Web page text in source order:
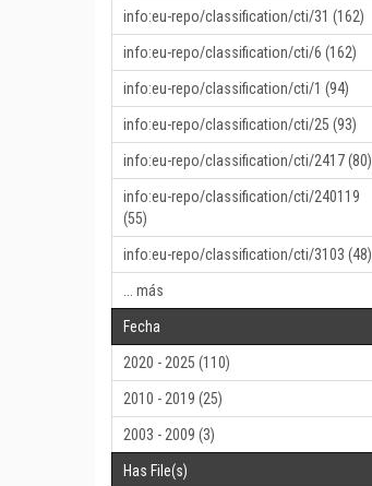
info:eu-repo/classification/cti/31 (162)
info:eu-repo/classification/cti/6 (162)
info:eu-repo/classification/cti/1 (94)
info:eu-repo/classification/cti/25 (93)
info:eu-repo/classification/cti/2417 (80)
info:eu-repo/classification/cti/240119
(55)
info:eu-repo/classification/cti/3103 (48)
... más
Fecha
2020 - 2025 (110)
2010 - 2019 (25)
2003 - 2009 (3)
Has File(s)